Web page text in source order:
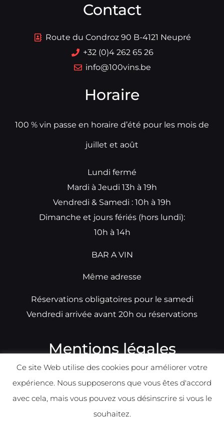
Contact
Route du Condroz 90 B-4121 Neupré
+32 (0)4 262 65 26
info@100vins.be
Horaire
100 % vin passe en horaire d’été pour les mois de
juillet et août
Lundi fermé
Mardi à Jeudi 13h à 19h
Vendredi & Samedi : 10h à 19h
Dimanche et jours fériés (hors lundi):
10h à 14h
BAR A VIN
Même adresse
Réservations obligatoires pour le samedi
Vendredi arrivée avant 20h ou réservations
Mentions légales
Ce site Web utilise des cookies pour améliorer votre
expérience. Nous supposerons que vous êtes d'accord
avec cela, mais vous pouvez vous désinscrire si vous le
souhaitez.